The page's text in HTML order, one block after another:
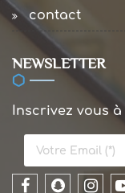
contact
NEWSLETTER
Inscrivez vous à